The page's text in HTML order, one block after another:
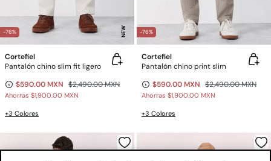
-76% NEW
Cortefiel
Pantalón chino slim fit ligero
$590.00 MXN $2,490.00 MXN
Ahorras $1,900.00 MXN
+3 Colores
-76%
Cortefiel
Pantalón chino print slim
$590.00 MXN $2,490.00 MXN
Ahorras $1,900.00 MXN
+3 Colores